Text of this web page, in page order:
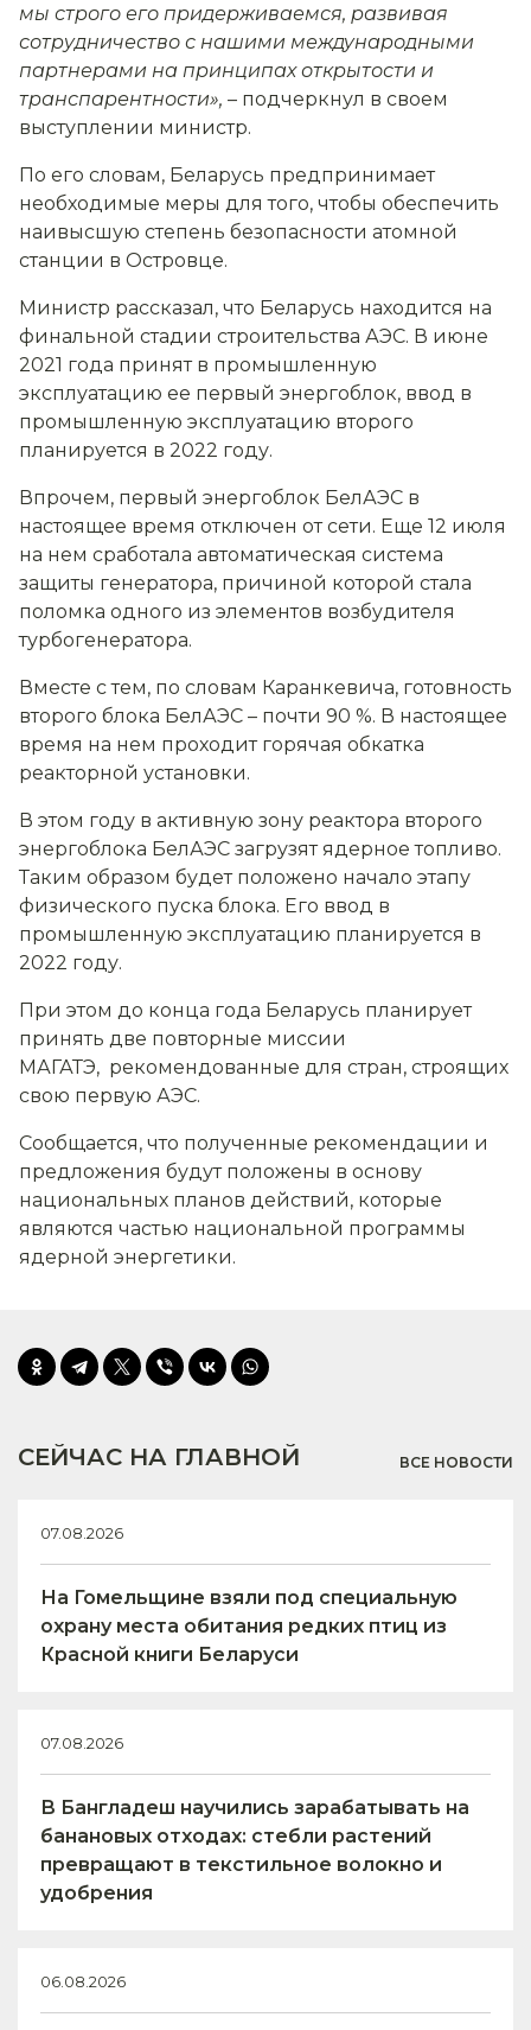
мы строго его придерживаемся, развивая
сотрудничество с нашими международными
партнерами на принципах открытости и
транспарентности», – подчеркнул в своем
выступлении министр.
По его словам, Беларусь предпринимает
необходимые меры для того, чтобы обеспечить
наивысшую степень безопасности атомной
станции в Островце.
Министр рассказал, что Беларусь находится на
финальной стадии строительства АЭС. В июне
2021 года принят в промышленную
эксплуатацию ее первый энергоблок, ввод в
промышленную эксплуатацию второго
планируется в 2022 году.
Впрочем, первый энергоблок БелАЭС в
настоящее время отключен от сети. Еще 12 июля
на нем сработала автоматическая система
защиты генератора, причиной которой стала
поломка одного из элементов возбудителя
турбогенератора.
Вместе с тем, по словам Каранкевича, готовность
второго блока БелАЭС – почти 90 %. В настоящее
время на нем проходит горячая обкатка
реакторной установки.
В этом году в активную зону реактора второго
энергоблока БелАЭС загрузят ядерное топливо.
Таким образом будет положено начало этапу
физического пуска блока. Его ввод в
промышленную эксплуатацию планируется в
2022 году.
При этом до конца года Беларусь планирует
принять две повторные миссии
МАГАТЭ, рекомендованные для стран, строящих
свою первую АЭС.
Сообщается, что полученные рекомендации и
предложения будут положены в основу
национальных планов действий, которые
являются частью национальной программы
ядерной энергетики.
СЕЙЧАС НА ГЛАВНОЙ ВСЕ НОВОСТИ
07.08.2026
На Гомельщине взяли под специальную
охрану места обитания редких птиц из
Красной книги Беларуси
07.08.2026
В Бангладеш научились зарабатывать на
банановых отходах: стебли растений
превращают в текстильное волокно и
удобрения
06.08.2026